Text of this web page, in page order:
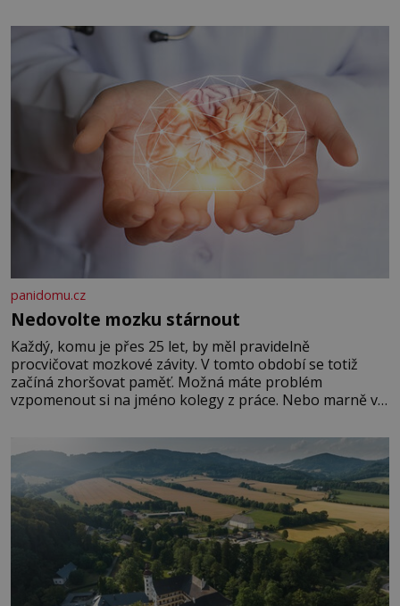
panidomu.cz
Nedovolte mozku stárnout
Každý, komu je přes 25 let, by měl pravidelně
procvičovat mozkové závity. V tomto období se totiž
začíná zhoršovat paměť. Možná máte problém
vzpomenout si na jméno kolegy z práce. Nebo marně v
Je to opravdu tak, s věkem jako kdyby se paměť
rozhodla stávkovat. Cvičte